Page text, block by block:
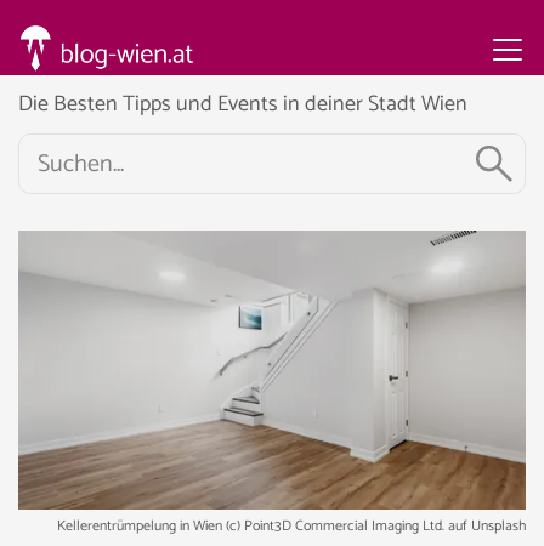
Die Besten Tipps und Events in deiner Stadt Wien
Kellerentrümpelung in Wien (c) Point3D Commercial Imaging Ltd. auf Unsplash